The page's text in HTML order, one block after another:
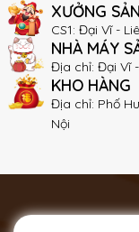
XƯỞNG
CS1: Đại Vĩ -
NHÀ MÁY
Địa chỉ: Đại Vĩ
KHO HÀNG
Địa chỉ: Phố
Nội